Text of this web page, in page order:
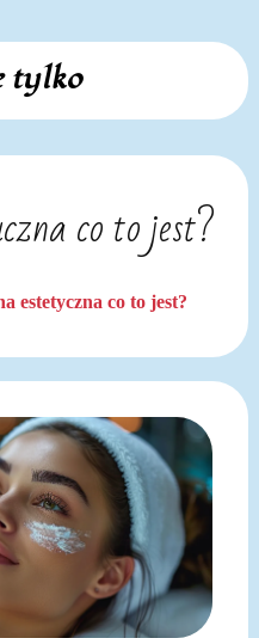
tylko
co to jest?
estetyczna co to jest?